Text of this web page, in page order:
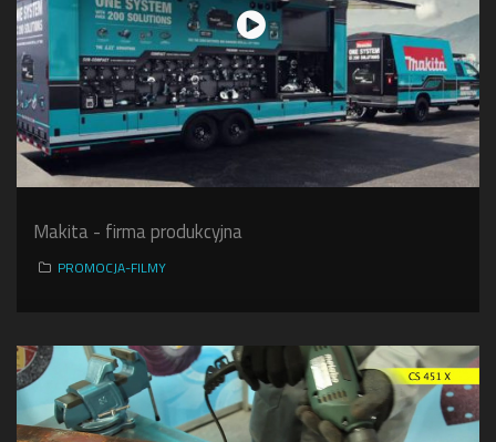
Makita - firma produkcyjna
PROMOCJA-FILMY